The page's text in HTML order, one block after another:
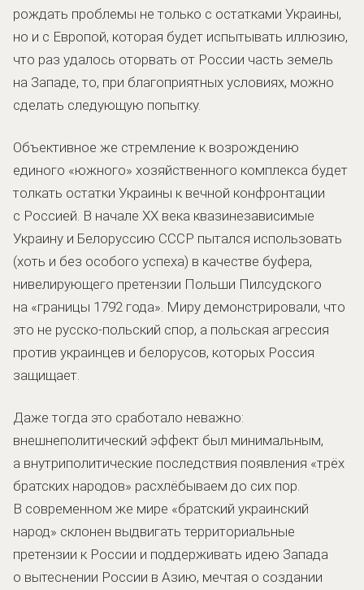
рождать проблемы не только с остатками Украины,
но и с Европой, которая будет испытывать иллюзию,
что раз удалось оторвать от России часть земель
на Западе, то, при благоприятных условиях, можно
сделать следующую попытку.
Объективное же стремление к возрождению
единого «южного» хозяйственного комплекса будет
толкать остатки Украины к вечной конфронтации
с Россией. В начале ХХ века квазинезависимые
Украину и Белоруссию СССР пытался использовать
(хоть и без особого успеха) в качестве буфера,
нивелирующего претензии Польши Пилсудского
на «границы 1792 года». Миру демонстрировали, что
это не русско-польский спор, а польская агрессия
против украинцев и белорусов, которых Россия
защищает.
Даже тогда это сработало неважно:
внешнеполитический эффект был минимальным,
а внутриполитические последствия появления «трёх
братских народов» расхлёбываем до сих пор.
В современном же мире «братский украинский
народ» склонен выдвигать территориальные
претензии к России и поддерживать идею Запада
о вытеснении России в Азию, мечтая о создании